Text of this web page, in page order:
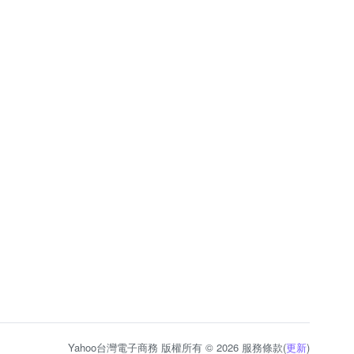
Yahoo台灣電子商務 版權所有 © 2026 服務條款(更新)